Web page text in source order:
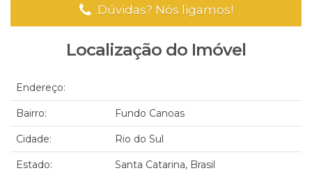
Dúvidas? Nós ligamos!
Localização do Imóvel
Endereço:
Bairro: Fundo Canoas
Cidade: Rio do Sul
Estado: Santa Catarina, Brasil